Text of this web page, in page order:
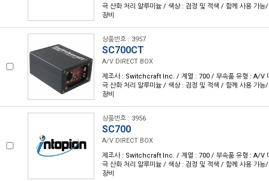
극 산화 처리 알루미늄 / 색상 : 검정 및 적색 / 함께 사용 가능
장비
상품번호 : 3957
SC700CT
A/V DIRECT BOX
제조사 : Switchcraft Inc. / 계열 : 700 / 부속품 유형 : A/V
극 산화 처리 알루미늄 / 색상 : 검정 및 적색 / 함께 사용 가능
장비
상품번호 : 3956
SC700
A/V DIRECT BOX
제조사 : Switchcraft Inc. / 계열 : 700 / 부속품 유형 : A/V
극 산화 처리 알루미늄 / 색상 : 검정 및 적색 / 함께 사용 가능
장비